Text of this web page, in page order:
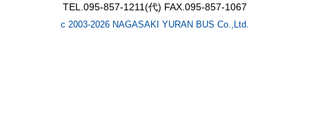
TEL.095-857-1211(代) FAX.095-857-1067
c 2003-2026 NAGASAKI YURAN BUS Co.,Ltd.